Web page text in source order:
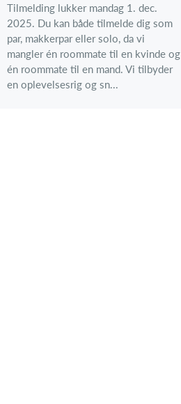
Tilmelding lukker mandag 1. dec.
2025. Du kan både tilmelde dig som
par, makkerpar eller solo, da vi
mangler én roommate til en kvinde og
én roommate til en mand. Vi tilbyder
en oplevelsesrig og sn...